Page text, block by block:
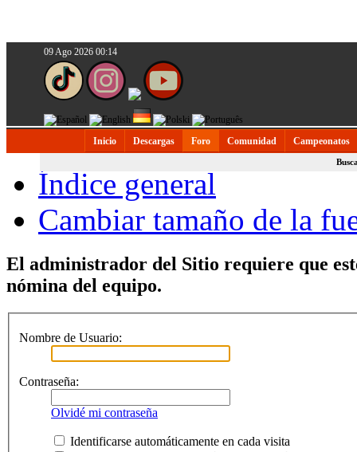
09 Ago 2026 00:14
Inicio Descargas Foro Comunidad Campeonatos
Índice general
Cambiar tamaño de la
El administrador del Sitio requiere que
nómina del equipo.
Nombre de Usuario:
Contraseña:
Olvidé mi contraseña
Identificarse automáticamente en cada visita